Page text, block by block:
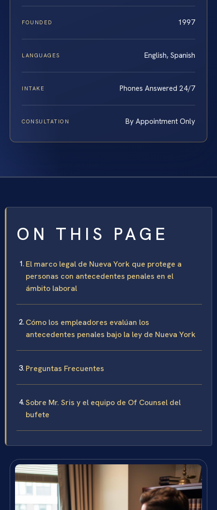
FOUNDED 1997
LANGUAGES English, Spanish
INTAKE Phones Answered 24/7
CONSULTATION By Appointment Only
ON THIS PAGE
El marco legal de Nueva York que protege a
personas con antecedentes penales en el
ámbito laboral
Cómo los empleadores evalúan los
antecedentes penales bajo la ley de Nueva York
Preguntas Frecuentes
Sobre Mr. Sris y el equipo de Of Counsel del
bufete